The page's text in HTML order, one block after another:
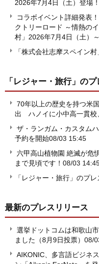
2026年7月4日（土）登場！
コラボイベント詳細発表
クトリーロード ～情熱の
村」2026年7月4日（土）
「株式会社志摩スペイン
「レジャー・旅行」 のプ
70年以上の歴史を持つ米
出 ハノイに小中高一貫校
ザ・ランガム・カスタム
予約を開始08/03 15:45
六甲高山植物園 絶滅が危
まで見頃です！ 08/03
「レジャー・旅行」のプ
最新のプレスリリース
選挙ドットコムは和歌山
ました（8月9日投票） 08/
AIKONIC、多言語ビジネ